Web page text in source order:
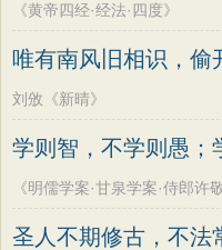
《黄帝四经·经法·四度》
唯有南风旧相识，偷
刘攽《新晴》
学则智，不学则愚；
《明儒学案·甘泉学案·侍郎许
圣人不期修古，不法